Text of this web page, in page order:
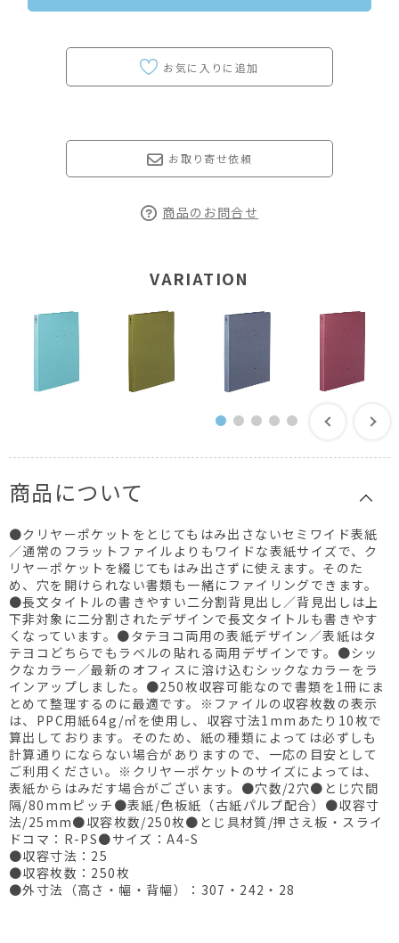
お取り寄せ依頼
商品のお問合せ
VARIATION
商品について
●クリヤーポケットをとじてもはみ出さないセミワイド表紙
／通常のフラットファイルよりもワイドな表紙サイズで、ク
リヤーポケットを綴じてもはみ出さずに使えます。そのた
め、穴を開けられない書類も一緒にファイリングできます。
●長文タイトルの書きやすい二分割背見出し／背見出しは上
下非対象に二分割されたデザインで長文タイトルも書きやす
くなっています。●タテヨコ両用の表紙デザイン／表紙はタ
テヨコどちらでもラベルの貼れる両用デザインです。●シッ
クなカラー／最新のオフィスに溶け込むシックなカラーをラ
インアップしました。●250枚収容可能なので書類を1冊にま
とめて整理するのに最適です。※ファイルの収容枚数の表示
は、PPC用紙64g/㎡を使用し、収容寸法1mmあたり10枚で
算出しております。そのため、紙の種類によっては必ずしも
計算通りにならない場合がありますので、一応の目安として
ご利用ください。※クリヤーポケットのサイズによっては、
表紙からはみだす場合がございます。●穴数/2穴●とじ穴間
隔/80mmピッチ●表紙/色板紙（古紙パルプ配合）●収容寸
法/25mm●収容枚数/250枚●とじ具材質/押さえ板・スライ
ドコマ：R-PS●サイズ：A4-S
●収容寸法：25
●収容枚数：250枚
●外寸法（高さ・幅・背幅）：307・242・28